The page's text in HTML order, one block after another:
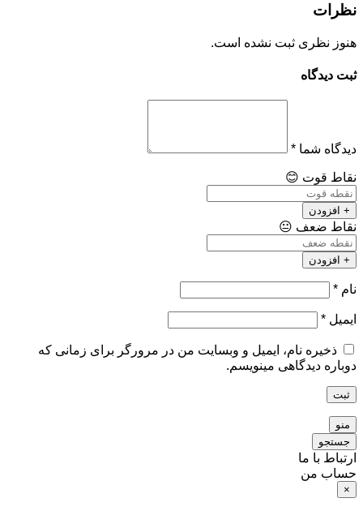
نظرات
هنوز نظری ثبت نشده است.
ثبت دیدگاه
دیدگاه شما *
نقاط قوت 😊
+ افزودن
نقاط ضعف 😐
+ افزودن
نام *
ایمیل *
ذخیره نام، ایمیل و وبسایت من در مرورگر برای زمانی که
دوباره دیدگاهی مینویسم.
ثبت
منو
جستجو
ارتباط با ما
حساب من
×